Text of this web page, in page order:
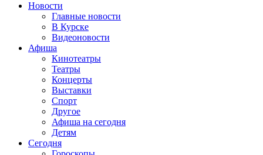
Новости
Главные новости
В Курске
Видеоновости
Афиша
Кинотеатры
Театры
Концерты
Выставки
Спорт
Другое
Афиша на сегодня
Детям
Сегодня